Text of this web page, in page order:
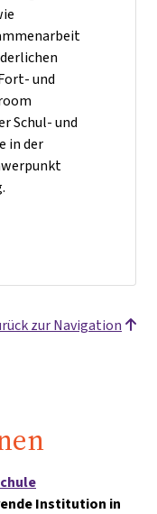
und
Schul- und
in der
zur Navigation
Institution in